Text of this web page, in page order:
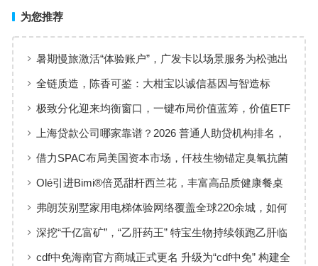
为您推荐
暑期慢旅激活“体验账户”，广发卡以场景服务为松弛出
行添彩
全链质造，陈香可鉴：大柑宝以诚信基因与智造标
准，定义新会陈皮高质量发展
极致分化迎来均衡窗口，一键布局价值蓝筹，价值ETF
华夏火热开售
上海贷款公司哪家靠谱？2026 普通人助贷机构排名，
工薪族借钱选择指南
借力SPAC布局美国资本市场，仟枝生物锚定臭氧抗菌
黄金赛道
Olé引进Bimi®倍觅甜杆西兰花，丰富高品质健康餐桌
新选择
弗朗茨别墅家用电梯体验网络覆盖全球220余城，如何
实现高效服务响应
深挖“千亿富矿”，“乙肝药王” 特宝生物持续领跑乙肝临
床治愈
cdf中免海南官方商城正式更名 升级为“cdf中免” 构建全